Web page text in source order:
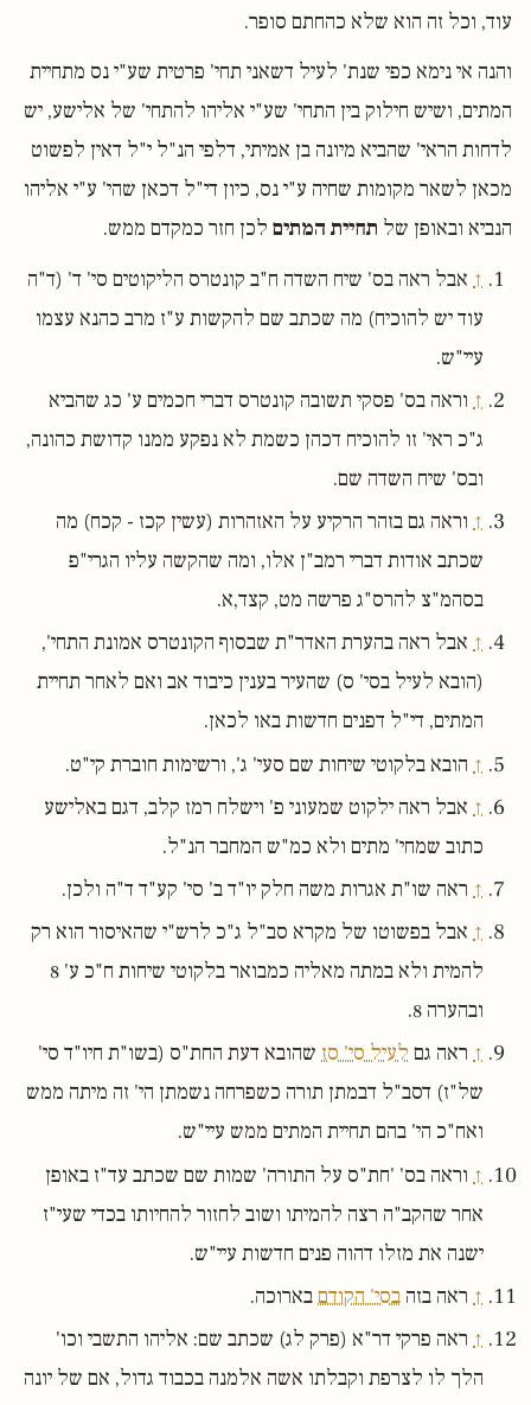
עוד, וכל זה הוא שלא כהחתם סופר.
והנה אי נימא כפי שנת' לעיל דשאני תחי' פרטית שע"י נס מתחיית
המתים, ושיש חילוק בין התחי' שע"י אליהו להתחי' של אלישע, יש
לדחות הראי' שהביא מיונה בן אמיתי, דלפי הנ"ל י"ל דאין לפשוט
מכאן לשאר מקומות שחיה ע"י נס, כיון די"ל דכאן שהי' ע"י אליהו
הנביא ובאופן של תחיית המתים לכן חזר כמקדם ממש.
↑ אבל ראה בס' שיח השדה ח"ב קונטרס הליקוטים סי' ד' (ד"ה
עוד יש להוכיח) מה שכתב שם להקשות ע"ז מרב כהנא עצמו
עיי"ש.
↑ וראה בס' פסקי תשובה קונטרס דברי חכמים ע' כג שהביא
ג"כ ראי' זו להוכיח דכהן כשמת לא נפקע ממנו קדושת כהונה,
ובס' שיח השדה שם.
↑ וראה גם בזהר הרקיע על האזהרות (עשין קכז - קכח) מה
שכתב אודות דברי רמב"ן אלו, ומה שהקשה עליו הגרי"פ
בסהמ"צ להרס"ג פרשה מט, קצד,א.
↑ אבל ראה בהערת האדר"ת שבסוף הקונטרס אמונת התחי',
(הובא לעיל בסי' ס) שהעיר בענין כיבוד אב ואם לאחר תחיית
המתים, די"ל דפנים חדשות באו לכאן.
↑ הובא בלקוטי שיחות שם סעי' ג', ורשימות חוברת קי"ט.
↑ אבל ראה ילקוט שמעוני פ' וישלח רמז קלב, דגם באלישע
כתוב שמחי' מתים ולא כמ"ש המחבר הנ"ל.
↑ ראה שו"ת אגרות משה חלק יו"ד ב' סי' קע"ד ד"ה ולכן.
↑ אבל בפשוטו של מקרא סב"ל ג"כ לרש"י שהאיסור הוא רק
להמית ולא במתה מאליה כמבואר בלקוטי שיחות ח"כ ע' 8
ובהערה 8.
↑ ראה גם לעיל סי' סז שהובא דעת החת"ס (בשו"ת חיו"ד סי'
של"ז) דסב"ל דבמתן תורה כשפרחה נשמתן הי' זה מיתה ממש
ואח"כ הי' בהם תחיית המתים ממש עיי"ש.
↑ וראה בס' 'חת"ס על התורה' שמות שם שכתב עד"ז באופן
אחר שהקב"ה רצה להמיתו ושוב לחזור להחיותו בכדי שעי"ז
ישנה את מזלו דהוה פנים חדשות עיי"ש.
↑ ראה בזה בסי' הקודםבארוכה.
↑ ראה פרקי דר"א (פרק לג) שכתב שם: אליהו התשבי וכו'
הלך לו לצרפת וקבלתו אשה אלמנה בכבוד גדול, אם של יונה